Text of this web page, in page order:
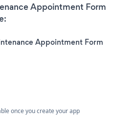
Appointment Form
Appointment Form
once you create your app